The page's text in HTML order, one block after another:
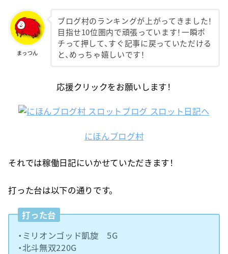
まっつん
ブログ村のランキングが上がってきました！
目指せ10位圏内で頑張っています！一瞬ポ
チって押して、すぐ記事に戻っていただける
と、めっちゃ嬉しいです！
応援クリックをお願いします！
にほんブログ村
それでは稼働日記にいかせていただきます！
打った台は以下の通りです。
打った台
・ミリオンゴッド凱旋 5G
・北斗無双220G